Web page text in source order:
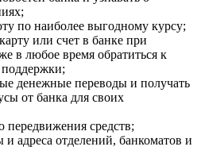
по наиболее выгодному курсу;
или счет в банке при
в любое время обратиться к
денежные переводы и получать
от банка для своих
передвижения средств;
и адреса отделений, банкоматов и